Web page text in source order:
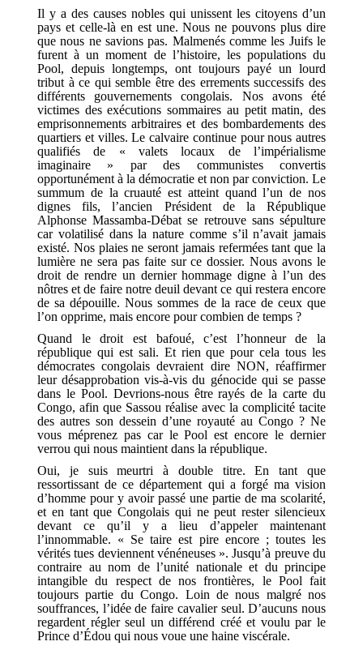
Il y a des causes nobles qui unissent les citoyens d’un
pays et celle-là en est une. Nous ne pouvons plus dire
que nous ne savions pas. Malmenés comme les Juifs le
furent à un moment de l’histoire, les populations du
Pool, depuis longtemps, ont toujours payé un lourd
tribut à ce qui semble être des errements successifs des
différents gouvernements congolais. Nos avons été
victimes des exécutions sommaires au petit matin, des
emprisonnements arbitraires et des bombardements des
quartiers et villes. Le calvaire continue pour nous autres
qualifiés de « valets locaux de l’impérialisme
imaginaire » par des communistes convertis
opportunément à la démocratie et non par conviction. Le
summum de la cruauté est atteint quand l’un de nos
dignes fils, l’ancien Président de la République
Alphonse Massamba-Débat se retrouve sans sépulture
car volatilisé dans la nature comme s’il n’avait jamais
existé. Nos plaies ne seront jamais refermées tant que la
lumière ne sera pas faite sur ce dossier. Nous avons le
droit de rendre un dernier hommage digne à l’un des
nôtres et de faire notre deuil devant ce qui restera encore
de sa dépouille. Nous sommes de la race de ceux que
l’on opprime, mais encore pour combien de temps ?
Quand le droit est bafoué, c’est l’honneur de la
république qui est sali. Et rien que pour cela tous les
démocrates congolais devraient dire NON, réaffirmer
leur désapprobation vis-à-vis du génocide qui se passe
dans le Pool. Devrions-nous être rayés de la carte du
Congo, afin que Sassou réalise avec la complicité tacite
des autres son dessein d’une royauté au Congo ? Ne
vous méprenez pas car le Pool est encore le dernier
verrou qui nous maintient dans la république.
Oui, je suis meurtri à double titre. En tant que
ressortissant de ce département qui a forgé ma vision
d’homme pour y avoir passé une partie de ma scolarité,
et en tant que Congolais qui ne peut rester silencieux
devant ce qu’il y a lieu d’appeler maintenant
l’innommable. « Se taire est pire encore ; toutes les
vérités tues deviennent vénéneuses ». Jusqu’à preuve du
contraire au nom de l’unité nationale et du principe
intangible du respect de nos frontières, le Pool fait
toujours partie du Congo. Loin de nous malgré nos
souffrances, l’idée de faire cavalier seul. D’aucuns nous
regardent régler seul un différend créé et voulu par le
Prince d’Édou qui nous voue une haine viscérale.